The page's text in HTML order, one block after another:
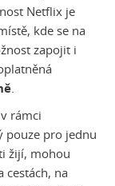
Netflix je
kde se na
zapojit i
.
rámci
pouze pro jednu
žijí, mohou
cestách, na